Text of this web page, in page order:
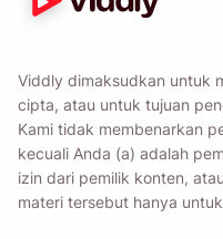
Viddly dimaksudkan untuk
cipta, atau untuk tujuan
Kami tidak membenarkan
kecuali Anda (a) adalah
izin dari pemilik konten,
materi tersebut hanya